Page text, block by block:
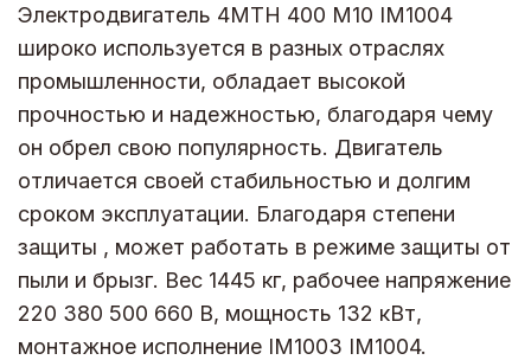
Электродвигатель 4МТН 400 М10 IM1004
широко используется в разных отраслях
промышленности, обладает высокой
прочностью и надежностью, благодаря чему
он обрел свою популярность. Двигатель
отличается своей стабильностью и долгим
сроком эксплуатации. Благодаря степени
защиты , может работать в режиме защиты от
пыли и брызг. Вес 1445 кг, рабочее напряжение
220 380 500 660 В, мощность 132 кВт,
монтажное исполнение IM1003 IM1004.